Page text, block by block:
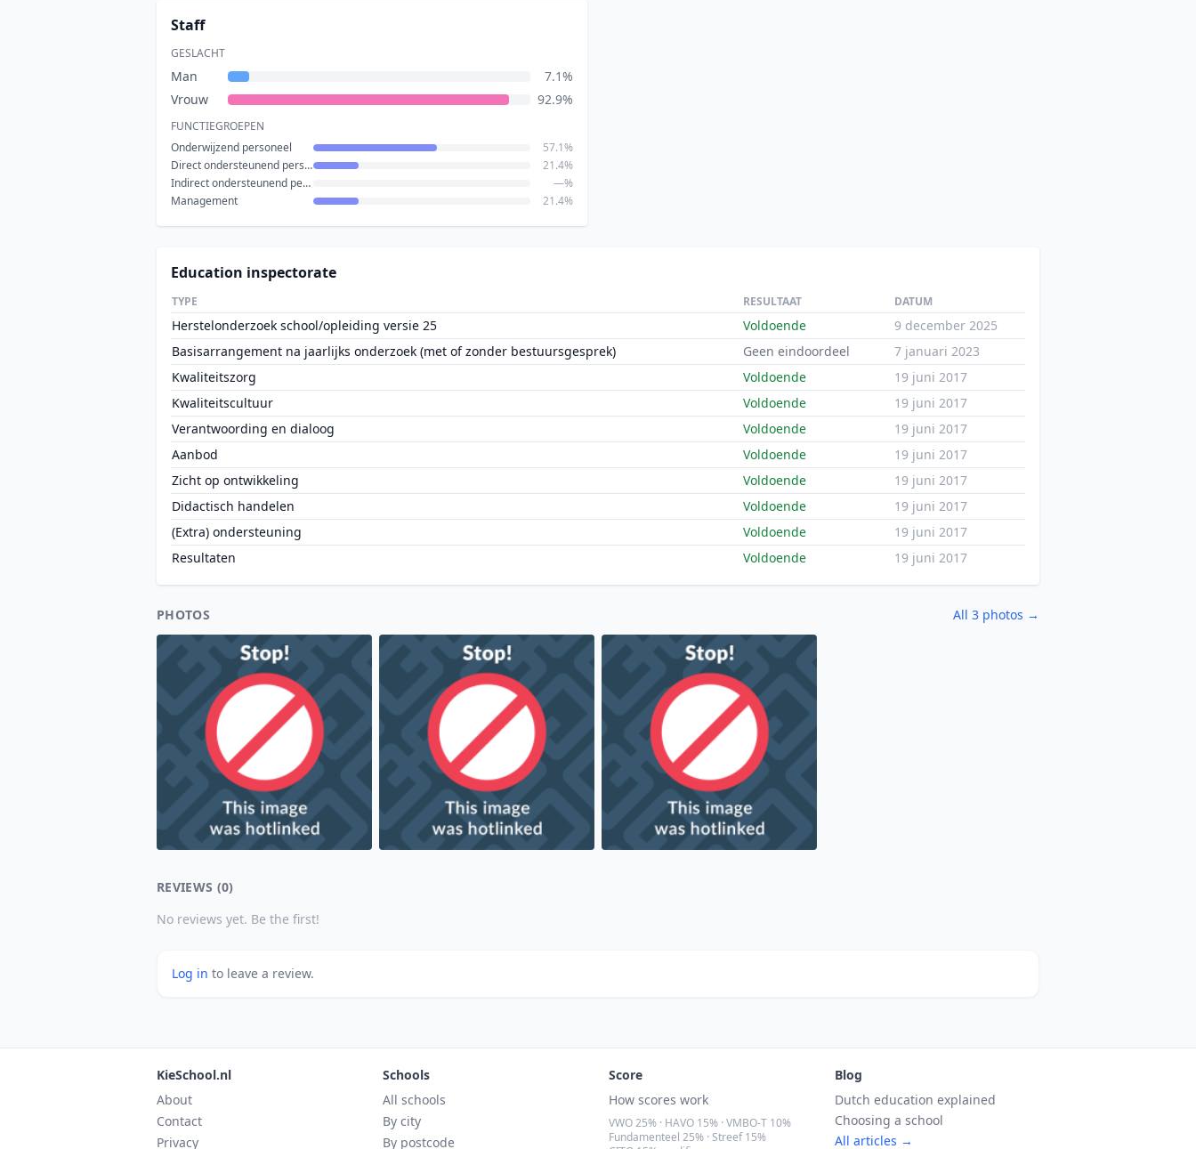
Staff
GESLACHT
Man
7.1%
Vrouw
92.9%
FUNCTIEGROEPEN
Onderwijzend personeel
57.1%
Direct ondersteunend personeel
21.4%
Indirect ondersteunend personeel
—%
Management
21.4%
Education inspectorate
TYPE RESULTAAT DATUM
Herstelonderzoek school/opleiding versie 25 Voldoende
9 december 2025
Basisarrangement na jaarlijks onderzoek (met of zonder bestuursgesprek)
Geen eindoordeel
7 januari 2023
Kwaliteitszorg
Voldoende
19 juni 2017
Kwaliteitscultuur
Voldoende
19 juni 2017
Verantwoording en dialoog
Voldoende
19 juni 2017
Aanbod
Voldoende
19 juni 2017
Zicht op ontwikkeling
Voldoende
19 juni 2017
Didactisch handelen
Voldoende
19 juni 2017
(Extra) ondersteuning
Voldoende
19 juni 2017
Resultaten
Voldoende 19 juni 2017
PHOTOS All 3 photos →
REVIEWS (0)
No reviews yet. Be the first!
Log in to leave a review.
KieSchool.nl
About
Contact
Privacy
Schools
All schools
By city
By postcode
Score
How scores work
VWO 25% · HAVO 15% · VMBO-T 10%
Fundamenteel 25% · Streef 15%
Blog
Dutch education explained
Choosing a school
All articles →